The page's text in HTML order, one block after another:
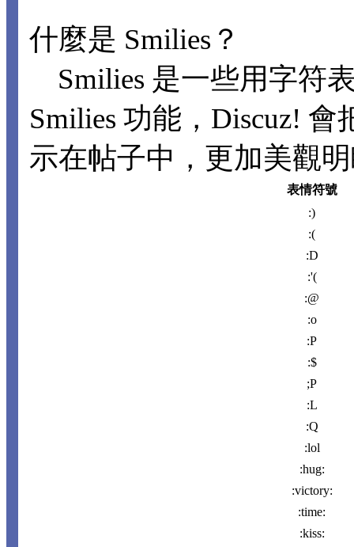
什麼是 Smilies？
Smilies 是一些用字符
Smilies 功能，Discuz!
示在帖子中，更加美觀
表情符號
:)
:(
:D
:'(
:@
:o
:P
:$
;P
:L
:Q
:lol
:hug:
:victory:
:time:
:kiss: